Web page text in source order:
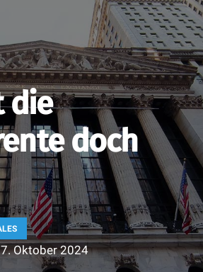
die
doch
7. Oktober 2024